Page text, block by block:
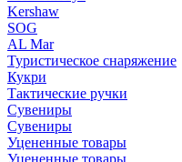
Kershaw
SOG
AL Mar
Туристическое снаряжение
Кукри
Тактические ручки
Сувениры
Сувениры
Уцененные товары
Уцененные товары